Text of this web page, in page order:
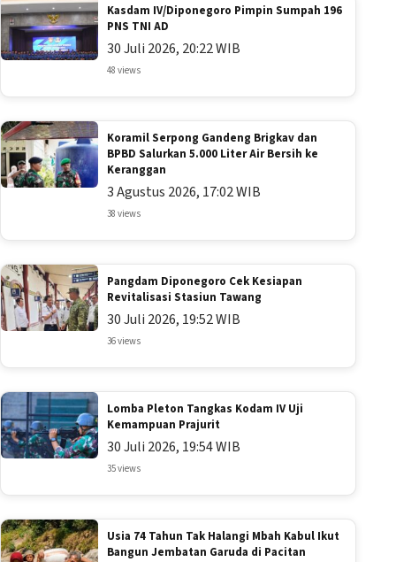
Kasdam IV/Diponegoro Pimpin Sumpah 196
PNS TNI AD
30 Juli 2026, 20:22 WIB
48 views
Koramil Serpong Gandeng Brigkav dan
BPBD Salurkan 5.000 Liter Air Bersih ke
Keranggan
3 Agustus 2026, 17:02 WIB
38 views
Pangdam Diponegoro Cek Kesiapan
Revitalisasi Stasiun Tawang
30 Juli 2026, 19:52 WIB
36 views
Lomba Pleton Tangkas Kodam IV Uji
Kemampuan Prajurit
30 Juli 2026, 19:54 WIB
35 views
Usia 74 Tahun Tak Halangi Mbah Kabul Ikut
Bangun Jembatan Garuda di Pacitan